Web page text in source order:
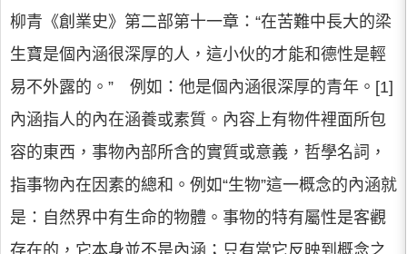
柳青《創業史》第二部第十一章：“在苦難中長大的梁
生寶是個內涵很深厚的人，這小伙的才能和德性是輕
易不外露的。” 例如：他是個內涵很深厚的青年。[1]
內涵指人的內在涵養或素質。內容上有物件裡面所包
容的東西，事物內部所含的實質或意義，哲學名詞，
指事物內在因素的總和。例如“生物”這一概念的內涵就
是：自然界中有生命的物體。事物的特有屬性是客觀
存在的，它本身並不是內涵；只有當它反映到概念之